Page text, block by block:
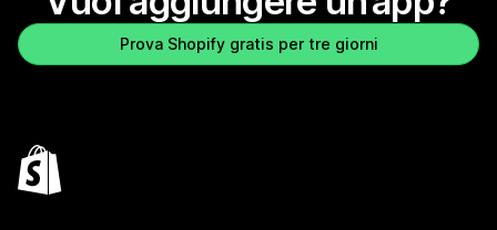
Prova Shopify gratis per tre giorni